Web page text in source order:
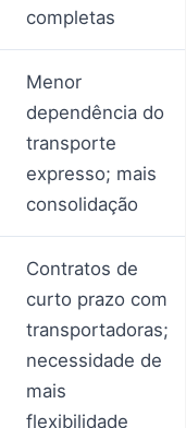
completas
Menor
dependência do
transporte
expresso; mais
consolidação
Contratos de
curto prazo com
transportadoras;
necessidade de
mais
flexibilidade